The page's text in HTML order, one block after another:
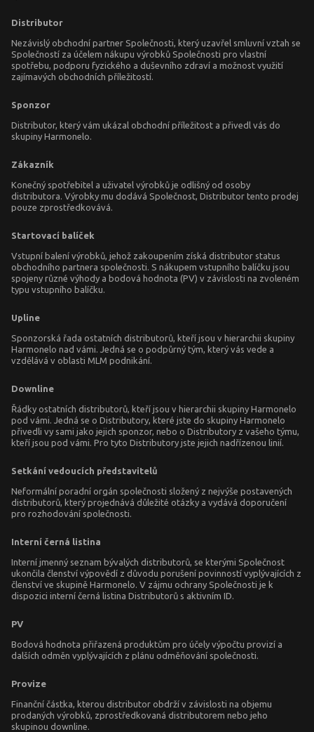
Distributor
Nezávislý obchodní partner Společnosti, který uzavřel smluvní vztah se
Společností za účelem nákupu výrobků Společnosti pro vlastní
spotřebu, podporu fyzického a duševního zdraví a možnost využití
zajímavých obchodních příležitostí.
Sponzor
Distributor, který vám ukázal obchodní příležitost a přivedl vás do
skupiny Harmonelo.
Zákazník
Konečný spotřebitel a uživatel výrobků je odlišný od osoby
distributora. Výrobky mu dodává Společnost, Distributor tento prodej
pouze zprostředkovává.
Startovací balíček
Vstupní balení výrobků, jehož zakoupením získá distributor status
obchodního partnera společnosti. S nákupem vstupního balíčku jsou
spojeny různé výhody a bodová hodnota (PV) v závislosti na zvoleném
typu vstupního balíčku.
Upline
Sponzorská řada ostatních distributorů, kteří jsou v hierarchii skupiny
Harmonelo nad vámi. Jedná se o podpůrný tým, který vás vede a
vzdělává v oblasti MLM podnikání.
Downline
Řádky ostatních distributorů, kteří jsou v hierarchii skupiny Harmonelo
pod vámi. Jedná se o Distributory, které jste do skupiny Harmonelo
přivedli vy sami jako jejich sponzor, nebo o Distributory z vašeho týmu,
kteří jsou pod vámi. Pro tyto Distributory jste jejich nadřízenou linií.
Setkání vedoucích představitelů
Neformální poradní orgán společnosti složený z nejvýše postavených
distributorů, který projednává důležité otázky a vydává doporučení
pro rozhodování společnosti.
Interní černá listina
Interní jmenný seznam bývalých distributorů, se kterými Společnost
ukončila členství výpovědí z důvodu porušení povinností vyplývajících z
členství ve skupině Harmonelo. V zájmu ochrany Společnosti je k
dispozici interní černá listina Distributorů s aktivním ID.
PV
Bodová hodnota přiřazená produktům pro účely výpočtu provizí a
dalších odměn vyplývajících z plánu odměňování společnosti.
Provize
Finanční částka, kterou distributor obdrží v závislosti na objemu
prodaných výrobků, zprostředkovaná distributorem nebo jeho
skupinou downline.